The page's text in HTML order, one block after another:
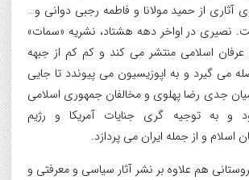
آثاری از حمید مولانا و فاطمه رجبی دوانی و…
نصیری در اواخر دهه هشتاد، نشریه «سمات»
عرفان اسلامی منتشر می کند و کم کم از جبهه
می گیرد و به اپوزیسیون می پیوندد تا جایی
جدی رضا پهلوی و مخالفان جمهوری اسلامی
به توجیه گری جنایات آمریکا و رژیم
و از جمله ایران می پردازد.
هم علاوه بر نشر آثار سیاسی و معرفتی و